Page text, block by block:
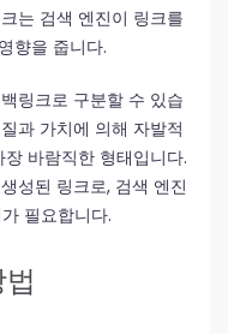
는 검색 엔진이 링크를
향을 줍니다.
링크로 구분할 수 있습
과 가치에 의해 자발적
바람직한 형태입니다.
성된 링크로, 검색 엔진
필요합니다.